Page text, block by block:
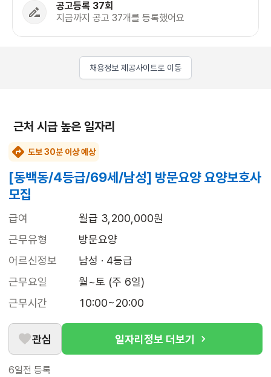
공고등록 37회
지금까지 공고 37개를 등록했어요
채용정보 제공사이트로 이동
근처 시급 높은 일자리
도보 30분 이상 예상
[동백동/4등급/69세/남성] 방문요양 요양보호사
모집
급여
월급 3,200,000원
근무유형
방문요양
어르신정보
남성 · 4등급
근무요일
월~토 (주 6일)
근무시간
10:00~20:00
관심 일자리정보 더보기
6일전 등록